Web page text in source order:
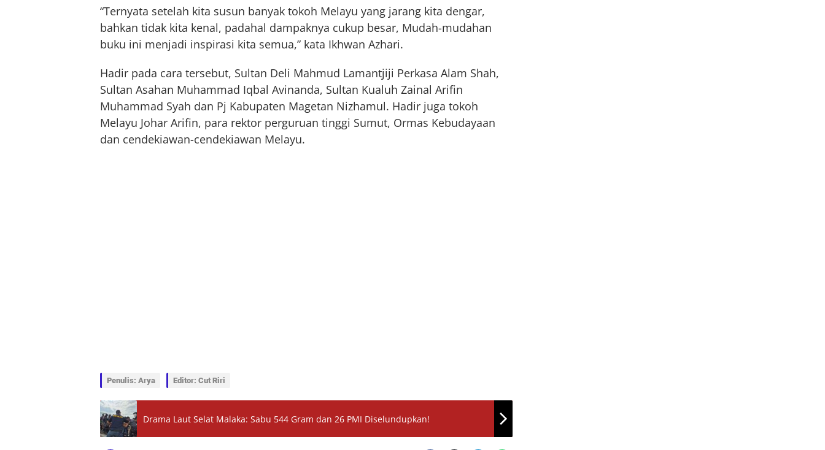
“Ternyata setelah kita susun banyak tokoh Melayu yang jarang kita dengar,
bahkan tidak kita kenal, padahal dampaknya cukup besar, Mudah-mudahan
buku ini menjadi inspirasi kita semua,” kata Ikhwan Azhari.
Hadir pada cara tersebut, Sultan Deli Mahmud Lamantjiji Perkasa Alam Shah,
Sultan Asahan Muhammad Iqbal Avinanda, Sultan Kualuh Zainal Arifin
Muhammad Syah dan Pj Kabupaten Magetan Nizhamul. Hadir juga tokoh
Melayu Johar Arifin, para rektor perguruan tinggi Sumut, Ormas Kebudayaan
dan cendekiawan-cendekiawan Melayu.
Penulis: Arya Editor: Cut Riri
Drama Laut Selat Malaka: Sabu 544 Gram dan 26 PMI Diselundupkan!